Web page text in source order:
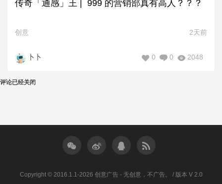
传奇「通感」王 | 999 的营销部真有高人？？？
创意 2天前
卜卜 2048
0
0
评论已经关闭
Copyright © 2016.1.1-2026 创意广告 - 无创意，不广告。 / 版本 V 2.0